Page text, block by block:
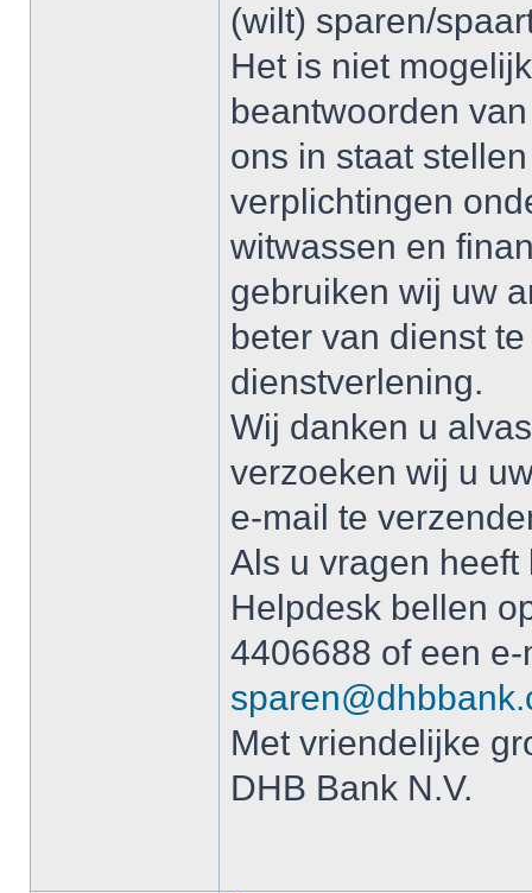
(wilt) sparen/
Het is niet
beantwoorden
ons in staat
verplichtingen
witwassen en
gebruiken wij uw
beter van dienst
dienstverlening.
Wij danken u
verzoeken wij u
e-mail te
Als u vragen
Helpdesk bellen
4406688 of een
Met vriendelijke
DHB Bank N.V.